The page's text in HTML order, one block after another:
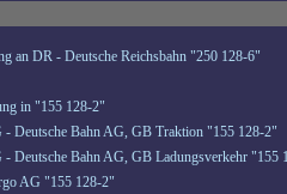
an DR - Deutsche Reichsbahn "250 128-6"
in "155 128-2"
Deutsche Bahn AG, GB Traktion "155 128-2"
Deutsche Bahn AG, GB Ladungsverkehr "155
AG "155 128-2"